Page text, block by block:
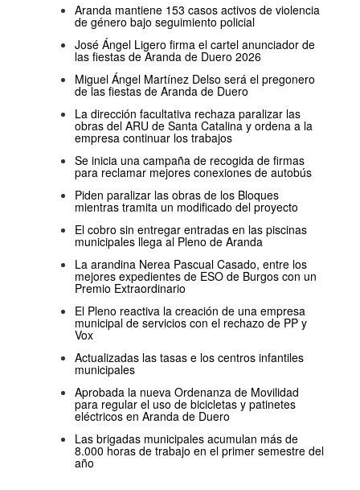
Aranda mantiene 153 casos activos de violencia
de género bajo seguimiento policial
José Ángel Ligero firma el cartel anunciador de
las fiestas de Aranda de Duero 2026
Miguel Ángel Martínez Delso será el pregonero
de las fiestas de Aranda de Duero
La dirección facultativa rechaza paralizar las
obras del ARU de Santa Catalina y ordena a la
empresa continuar los trabajos
Se inicia una campaña de recogida de firmas
para reclamar mejores conexiones de autobús
Piden paralizar las obras de los Bloques
mientras tramita un modificado del proyecto
El cobro sin entregar entradas en las piscinas
municipales llega al Pleno de Aranda
La arandina Nerea Pascual Casado, entre los
mejores expedientes de ESO de Burgos con un
Premio Extraordinario
El Pleno reactiva la creación de una empresa
municipal de servicios con el rechazo de PP y
Vox
Actualizadas las tasas e los centros infantiles
municipales
Aprobada la nueva Ordenanza de Movilidad
para regular el uso de bicicletas y patinetes
eléctricos en Aranda de Duero
Las brigadas municipales acumulan más de
8.000 horas de trabajo en el primer semestre del
año